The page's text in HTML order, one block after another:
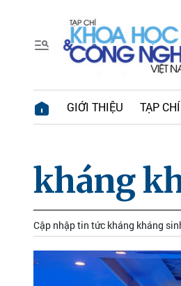
GIỚI THIỆU TẠP
kháng
Cập nhập tin tức kháng kháng